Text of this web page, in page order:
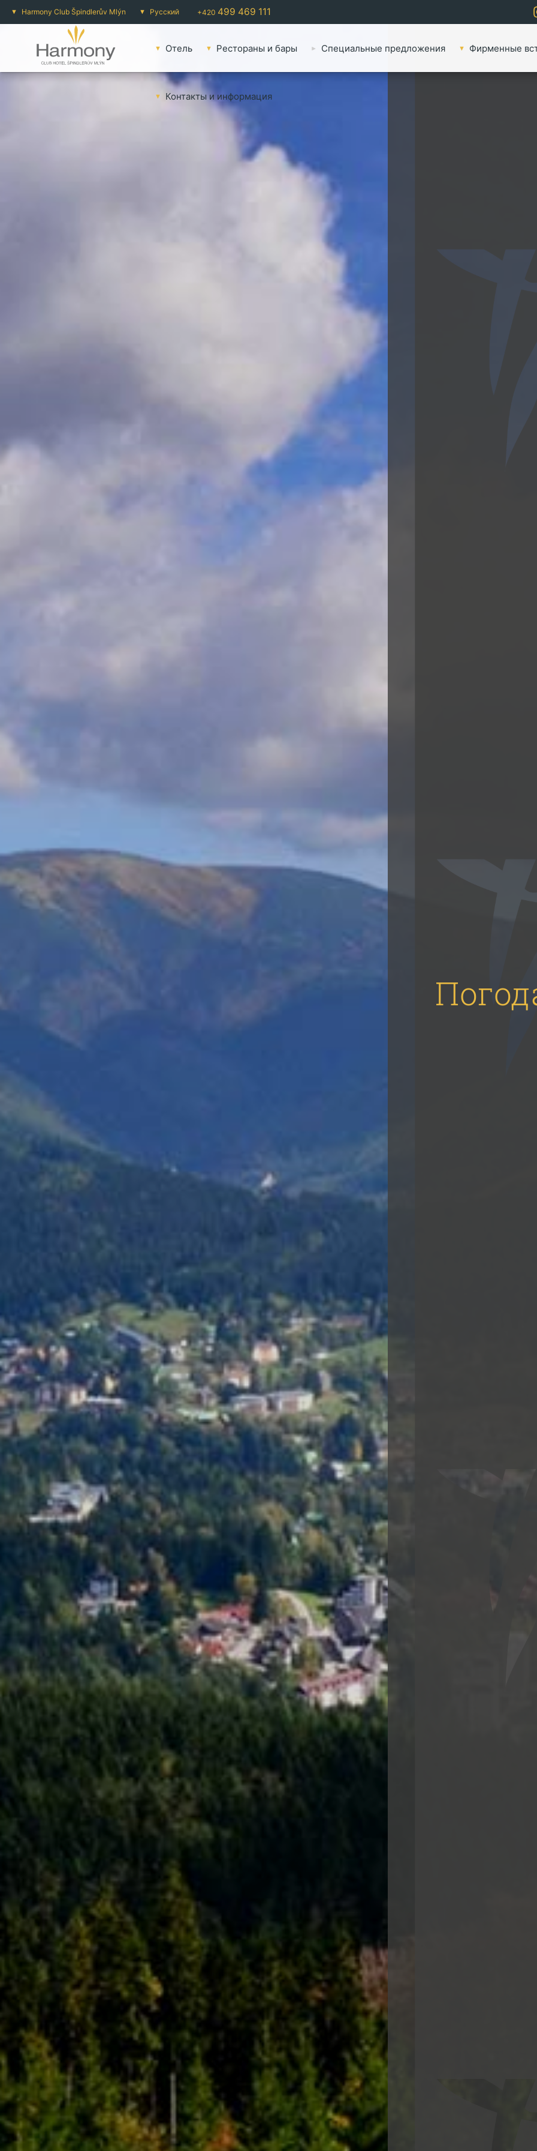
Harmony Club Špindlerův Mlýn Русский +420 499 469 111
Oтель Pестораны и бары Специальные предложения Фирменные
Контакты и информация